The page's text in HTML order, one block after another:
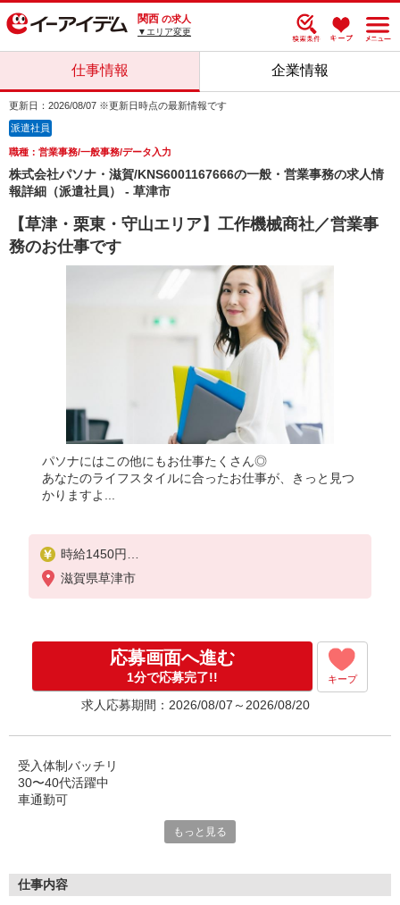
関西 の求人
▼エリア変更
仕事情報 企業情報
更新日：2026/08/07 ※更新日時点の最新情報です
派遣社員
職種：営業事務/一般事務/データ入力
株式会社パソナ・滋賀/KNS6001167666の一般・営業事務の求人情
報詳細（派遣社員） - 草津市
【草津・栗東・守山エリア】工作機械商社／営業事
務のお仕事です
パソナにはこの他にもお仕事たくさん◎
あなたのライフスタイルに合ったお仕事が、きっと見つ
かりますよ...
時給1450円
月収例：218000円
★交通費規定に基づき交通費支給
滋賀県草津市
応募画面へ進む
1分で応募完了!! キープ
求人応募期間：2026/08/07～2026/08/20
受入体制バッチリ
30〜40代活躍中
車通勤可
『パソナ』ならではの3つメリットで、
☆安心して働きやすい環境！
もっと見る
仕事内容